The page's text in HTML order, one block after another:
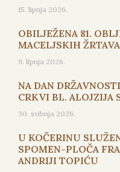
15. lipnja 2026.
OBILJEŽENA 81.
MACELJSKIH ŽRTAVA
9. lipnja 2026.
NA DAN
CRKVI BL. ALOJZIJA
30. svibnja 2026.
U KOČERINU
SPOMEN-PLOČA
ANDRIJI TOPIĆU